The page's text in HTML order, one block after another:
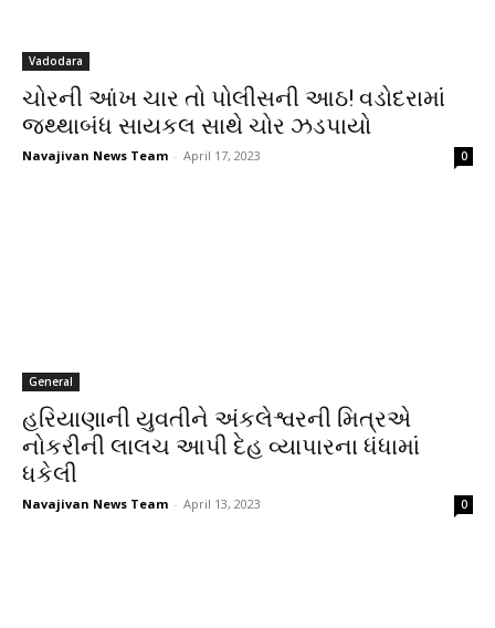
Vadodara
ચોરની આંખ ચાર તો પોલીસની આઠ! વડોદરામાં
જથ્થાબંધ સાયકલ સાથે ચોર ઝડપાયો
Navajivan News Team - April 17, 2023 0
General
હરિયાણાની યુવતીને અંકલેશ્વરની મિત્રએ
નોકરીની લાલચ આપી દેહ વ્યાપારના ધંધામાં
ધકેલી
Navajivan News Team - April 13, 2023 0